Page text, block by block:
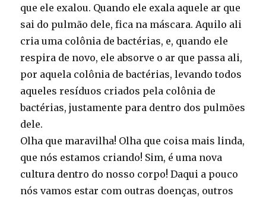
que ele exalou. Quando ele exala aquele ar que
sai do pulmão dele, fica na máscara. Aquilo ali
cria uma colônia de bactérias, e, quando ele
respira de novo, ele absorve o ar que passa ali,
por aquela colônia de bactérias, levando todos
aqueles resíduos criados pela colônia de
bactérias, justamente para dentro dos pulmões
dele.
Olha que maravilha! Olha que coisa mais linda,
que nós estamos criando! Sim, é uma nova
cultura dentro do nosso corpo! Daqui a pouco
nós vamos estar com outras doenças, outros